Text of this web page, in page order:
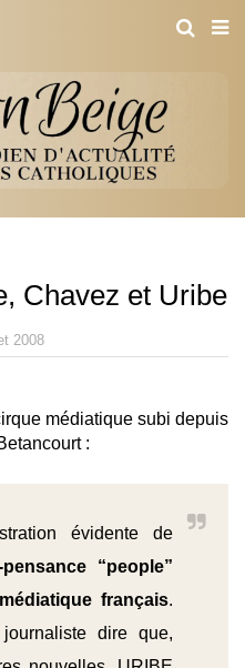
Chavez et Uribe
2008
médiatique subi depuis
:
évidente de
“people”
français.
dire que,